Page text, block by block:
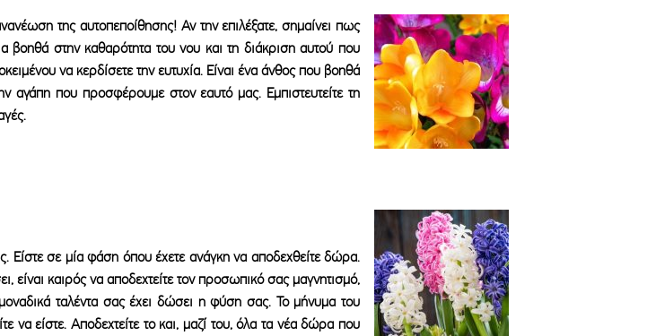
νέωση της αυτοπεποίθησης! Αν την επιλέξατε, σημαίνει πως
στην καθαρότητα του νου και τη διάκριση αυτού που
να κερδίσετε την ευτυχία. Είναι ένα άνθος που βοηθά
αγάπη που προσφέρουμε στον εαυτό μας. Εμπιστευτείτε τη
Είστε σε μία φάση όπου έχετε ανάγκη να αποδεχθείτε δώρα.
είναι καιρός να αποδεχτείτε τον προσωπικό σας μαγνητισμό,
ταλέντα σας έχει δώσει η φύση σας. Το μήνυμα του
να είστε. Αποδεχτείτε το και, μαζί του, όλα τα νέα δώρα που